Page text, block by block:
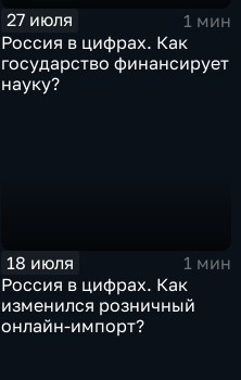
27 июля
1 мин
Россия в цифрах. Как
государство финансирует
науку?
18 июля
1 мин
Россия в цифрах. Как
изменился розничный
онлайн-импорт?